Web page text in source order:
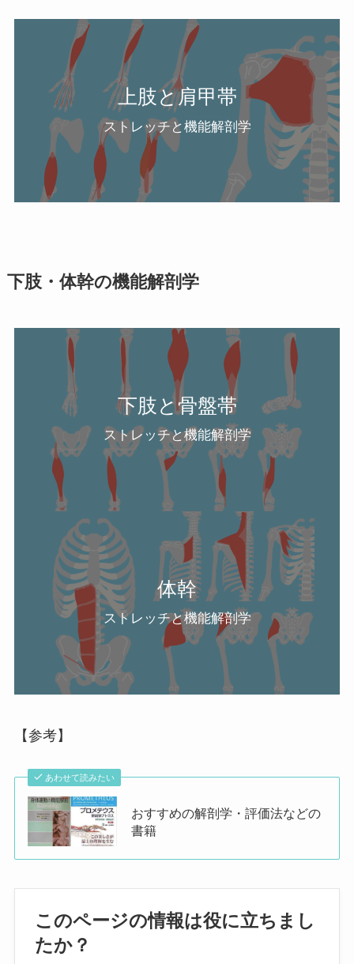
上肢と肩甲帯
ストレッチと機能解剖学
下肢・体幹の機能解剖学
下肢と骨盤帯
ストレッチと機能解剖学
体幹
ストレッチと機能解剖学
【参考】
あわせて読みたい
おすすめの解剖学・評価法などの
書籍
このページの情報は役に立ちまし
たか？